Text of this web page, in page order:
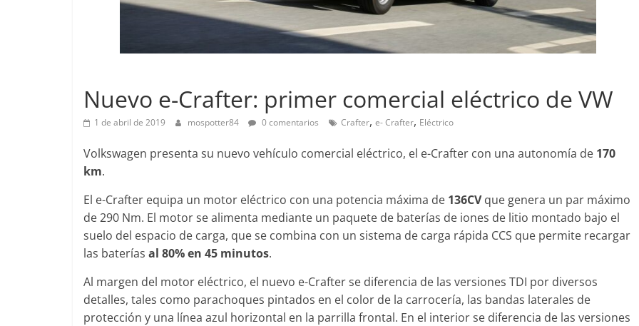
Nuevo e-Crafter: primer comercial eléctrico de VW
1 de abril de 2019 mospotter84 0 comentarios Crafter, e- Crafter, Eléctrico
Volkswagen presenta su nuevo vehículo comercial eléctrico, el e-Crafter con una autonomía de 170
km.
El e-Crafter equipa un motor eléctrico con una potencia máxima de 136CVque genera un par máximo
de 290 Nm. El motor se alimenta mediante un paquete de baterías de iones de litio montado bajo el
suelo del espacio de carga, que se combina con un sistema de carga rápida CCS que permite recargar
las baterías al 80% en 45 minutos.
Al margen del motor eléctrico, el nuevo e-Crafter se diferencia de las versiones TDI por diversos
detalles, tales como parachoques pintados en el color de la carrocería, las bandas laterales de
protección y una línea azul horizontal en la parrilla frontal. En el interior se diferencia de las versiones
Probamos el Mercedes-Benz
19 de abril de 2020 Joschelito 0
Pruebas
Sedan Skyactiv-G 2.0
7 de diciembre de 2019
mospotter84
0
el SUV
8 de septiembre
0
Clásicos
BMW Serie 7: lujo desde
1977
28 de junio de 2022 mospotter84 0
Clásicos
20 años del Porsche
10 de junio de 2022 mospotter84 0
Clásicos
50 años
primer
4 de mayo de